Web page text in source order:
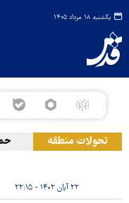
یکشنبه ۱۸ مرداد ۱۴۰۵
تحولات منطقه
۲۲ آبان ۱۴۰۲ - ۲۲:۱۵